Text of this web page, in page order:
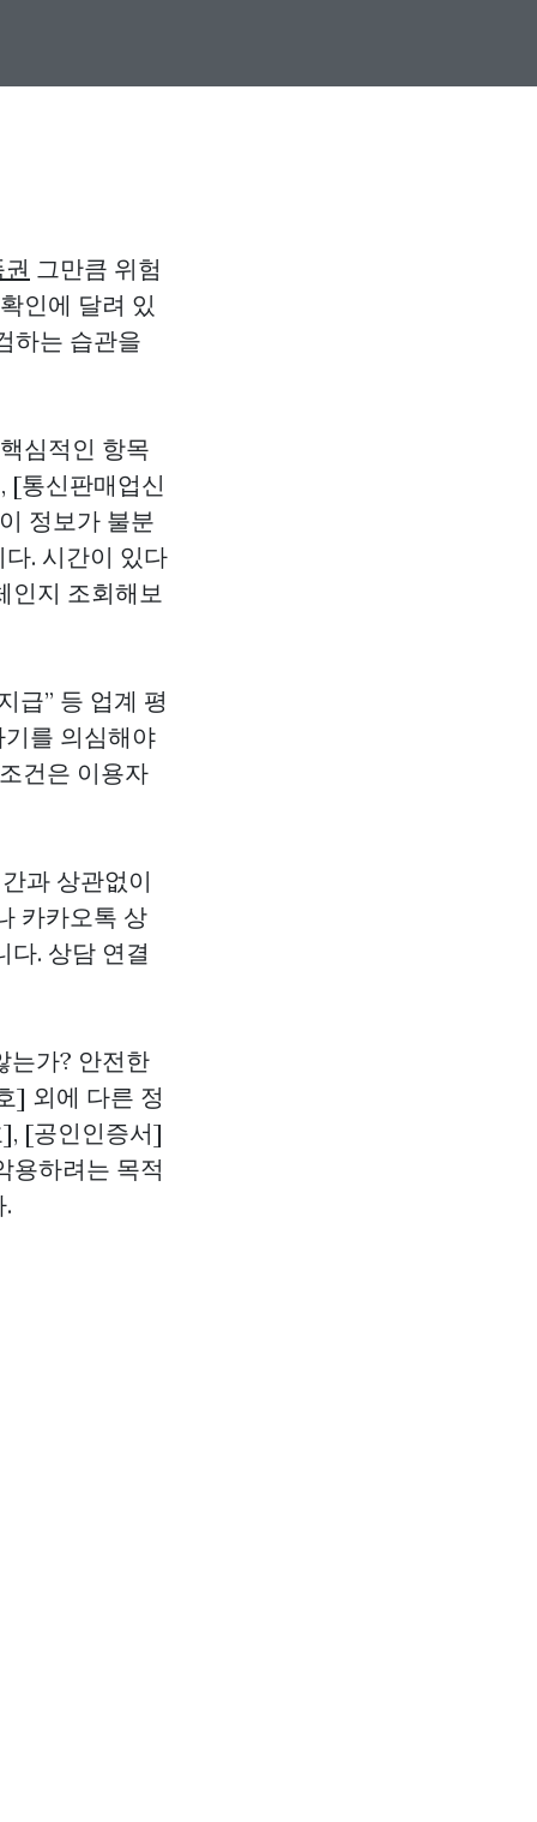
그만큼 위험
인에 달려 있
하는 습관을
심적인 항목
[통신판매업신
정보가 불분
. 시간이 있다
인지 조회해보
급” 등 업계 평
를 의심해야
건은 이용자
과 상관없이
카카오톡 상
다. 상담 연결
는가? 안전한
] 외에 다른 정
[공인인증서]
용하려는 목적